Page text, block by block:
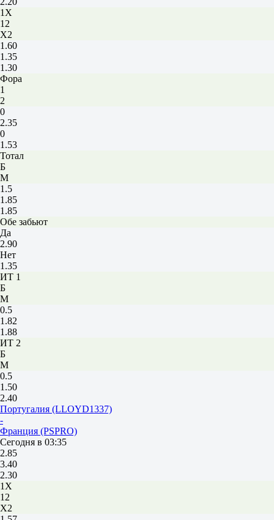
1X
12
X2
1.60
1.35
1.30
Фора
1
2
0
2.35
0
1.53
Тотал
Б
М
1.5
1.85
1.85
Обе забьют
Да
2.90
Нет
1.35
ИТ 1
Б
М
0.5
1.82
1.88
ИТ 2
Б
М
0.5
1.50
2.40
Португалия (LLOYD1337)
-
Франция (PSPRO)
Сегодня в 03:35
2.85
3.40
2.30
1X
12
X2